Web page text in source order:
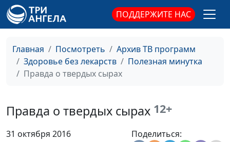
ПОДДЕРЖИТЕ НАС
Главная Посмотреть
Архив ТВ программ
Здоровье без лекарств
Полезная минутка
Правда о твердых сырах
Правда о твердых сырах 12+
31 октября 2016 Поделиться:
Красное мясо и
рак
Андрей Прокопьев, магистр
общественного
#116
Полезные
свойства орехов
Андрей Прокопьев, магистр
общественного
Омега 3
Андрей Прокопьев, магистр
общественного
здравоохранения